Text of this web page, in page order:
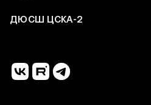
ДЮСШ ЦСКА-2